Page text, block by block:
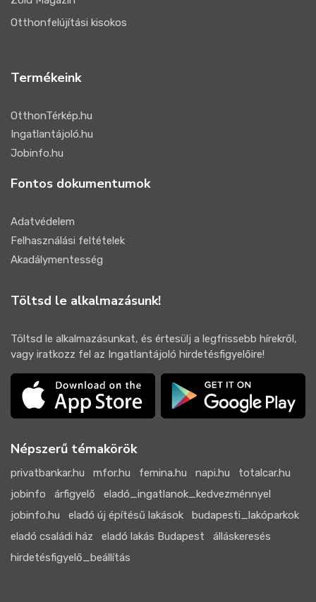
Otthonfelújítási kisokos
Termékeink
OtthonTérkép.hu
Ingatlantájoló.hu
Jobinfo.hu
Fontos dokumentumok
Adatvédelem
Felhasználási feltételek
Akadálymentesség
Töltsd le alkalmazásunk!
Töltsd le alkalmazásunkat, és értesülj a legfrissebb hírekről,
vagy iratkozz fel az Ingatlantájoló hirdetésfigyelőire!
Népszerű témakörök
privatbankar.hu mfor.hu femina.hu napi.hu
totalcar.hu
jobinfo
árfigyelő
eladó_ingatlanok_kedvezménnyel
jobinfo.hu
eladó új építésű lakások
budapesti_lakóparkok
eladó családi ház
eladó lakás Budapest
álláskeresés
hirdetésfigyelő_beállítás